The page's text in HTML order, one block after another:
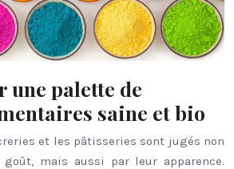
une palette de
saine et bio
et les pâtisseries sont jugés non
mais aussi par leur apparence.